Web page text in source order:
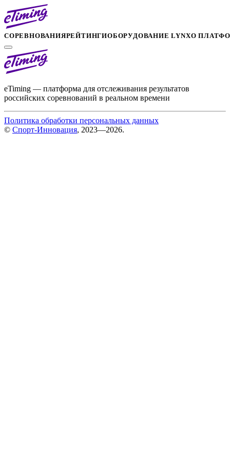
СОРЕВНОВАНИЯРЕЙТИНГИОБОРУДОВАНИЕ LYNXО
eTiming — платформа для отслеживания результатов
российских соревнований в реальном времени
Политика обработки персональных данных
© Спорт-Инновация, 2023—2026.